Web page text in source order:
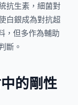
抗生素，細菌對
白銀成為對抗超
，但多作為輔助
斷。
的剛性